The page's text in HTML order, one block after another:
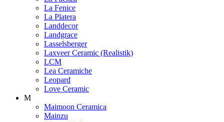
La Fenice
La Platera
Landdecor
Landgrace
Lasselsberger
Laxveer Ceramic (Realistik)
LCM
Lea Ceramiche
Leopard
Love Ceramic
M
Maimoon Ceramica
Mainzu